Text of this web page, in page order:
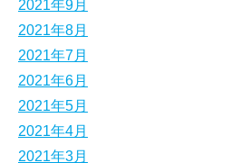
2021年9月
2021年8月
2021年7月
2021年6月
2021年5月
2021年4月
2021年3月